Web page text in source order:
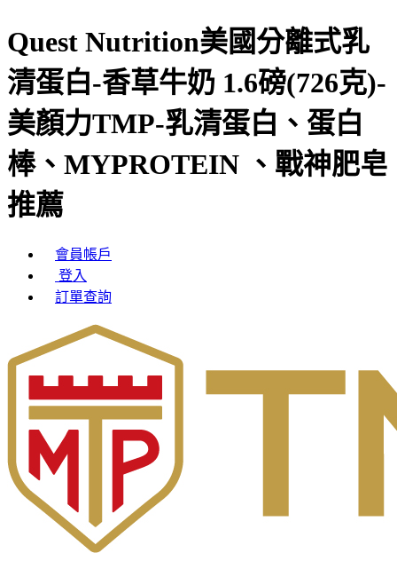
Quest Nutrition美國分離式乳
清蛋白-香草牛奶 1.6磅(726克)-
美顏力TMP-乳清蛋白、蛋白
棒、MYPROTEIN 、戰神肥皂
推薦
會員帳戶
登入
訂單查詢